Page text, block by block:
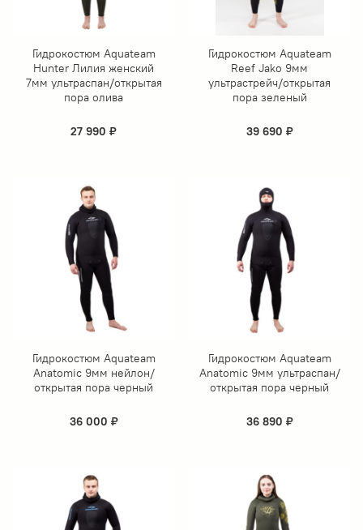
Гидрокостюм Aquateam
Hunter Лилия женский
7мм ультраспан/открытая
пора олива
27 990 ₽
Гидрокостюм Aquateam
Reef Jako 9мм
ультрастрейч/открытая
пора зеленый
39 690 ₽
Гидрокостюм Aquateam
Anatomic 9мм нейлон/
открытая пора черный
36 000 ₽
Гидрокостюм Aquateam
Anatomic 9мм ультраспан/
открытая пора черный
36 890 ₽